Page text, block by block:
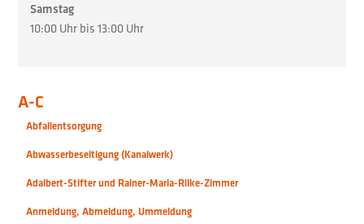
Samstag
10:00 Uhr bis 13:00 Uhr
A-C
Abfallentsorgung
Abwasserbeseitigung (Kanalwerk)
Adalbert-Stifter und Rainer-Maria-Rilke-Zimmer
Anmeldung, Abmeldung, Ummeldung